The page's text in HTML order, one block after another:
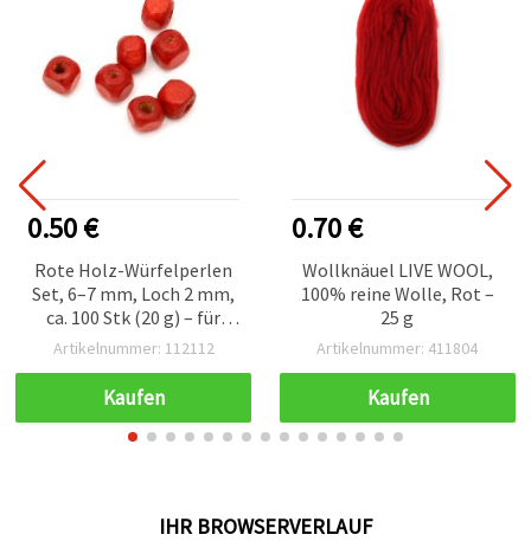
0.50 €
Rote Holz-Würfelperlen
Set, 6–7 mm, Loch 2 mm,
ca. 100 Stk (20 g) – für
Schmuckherstellung,
Deko
Artikelnummer: 112112
Kaufen
0.70 €
Wollknäuel LIVE WOOL,
100% reine Wolle, Rot –
25 g
Artikelnummer: 411804
Kaufen
IHR BROWSERVERLAUF